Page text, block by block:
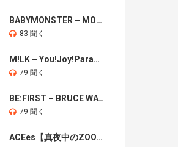
BABYMONSTER – MOON
83 聞く
M!LK – You!Joy!Parade!
79 聞く
BE:FIRST – BRUCE WAYNE
79 聞く
ACEes【真夜中のZOO】